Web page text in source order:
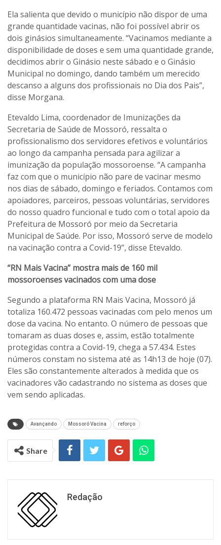
Ela salienta que devido o município não dispor de uma
grande quantidade vacinas, não foi possível abrir os
dois ginásios simultaneamente. “Vacinamos mediante a
disponibilidade de doses e sem uma quantidade grande,
decidimos abrir o Ginásio neste sábado e o Ginásio
Municipal no domingo, dando também um merecido
descanso a alguns dos profissionais no Dia dos Pais”,
disse Morgana.
Etevaldo Lima, coordenador de Imunizações da
Secretaria de Saúde de Mossoró, ressalta o
profissionalismo dos servidores efetivos e voluntários
ao longo da campanha pensada para agilizar a
imunização da população mossoroense. “A campanha
faz com que o município não pare de vacinar mesmo
nos dias de sábado, domingo e feriados. Contamos com
apoiadores, parceiros, pessoas voluntárias, servidores
do nosso quadro funcional e tudo com o total apoio da
Prefeitura de Mossoró por meio da Secretaria
Municipal de Saúde. Por isso, Mossoró serve de modelo
na vacinação contra a Covid-19”, disse Etevaldo.
“RN Mais Vacina” mostra mais de 160 mil
mossoroenses vacinados com uma dose
Segundo a plataforma RN Mais Vacina, Mossoró já
totaliza 160.472 pessoas vacinadas com pelo menos um
dose da vacina. No entanto. O número de pessoas que
tomaram as duas doses e, assim, estão totalmente
protegidas contra a Covid-19, chega a 57.434. Estes
números constam no sistema até as 14h13 de hoje (07).
Eles são constantemente alterados à medida que os
vacinadores vão cadastrando no sistema as doses que
vem sendo aplicadas.
Avançando Mossoró Vacina reforço
Share
Redação